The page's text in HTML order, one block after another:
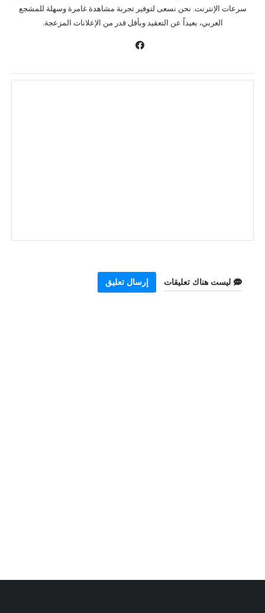
سرعات الإنترنت. نحن نسعى لتوفير تجربة مشاهدة غامرة وسهلة للمشجع
العربي، بعيداً عن التعقيد وبأقل قدر من الإعلانات المزعجة.
ليست هناك تعليقات إرسال تعليق